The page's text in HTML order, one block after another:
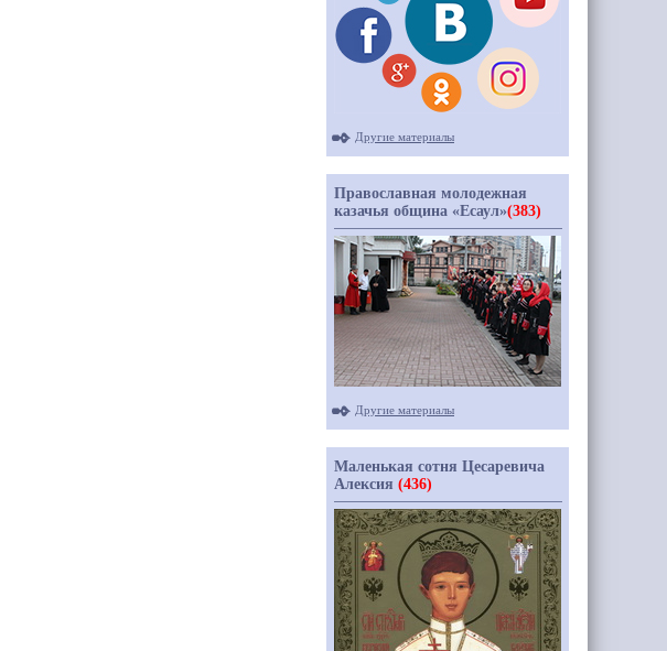
Другие материалы
Православная молодежная
казачья община «Есаул»(383)
Другие материалы
Маленькая сотня Цесаревича
Алексия (436)